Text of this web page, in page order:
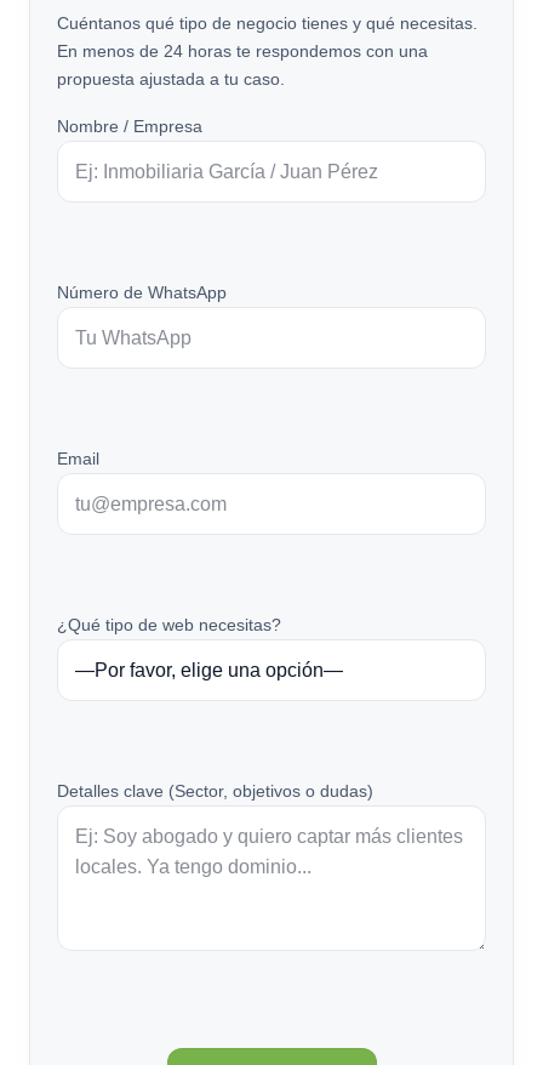
Cuéntanos qué tipo de negocio tienes y qué necesitas.
En menos de 24 horas te respondemos con una
propuesta ajustada a tu caso.
Nombre / Empresa
Número de WhatsApp
Email
¿Qué tipo de web necesitas?
Detalles clave (Sector, objetivos o dudas)